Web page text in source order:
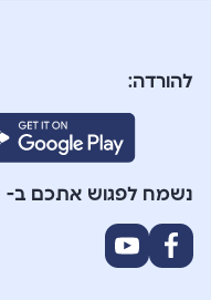
להורדה:
נשמח לפגוש אתכם ב-